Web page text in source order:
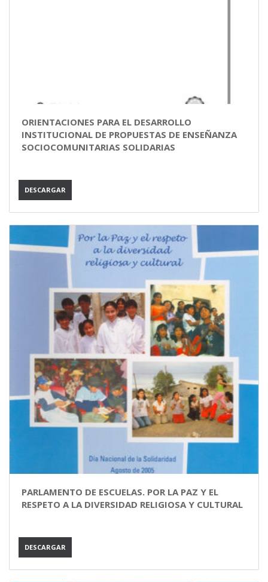
ORIENTACIONES PARA EL DESARROLLO
INSTITUCIONAL DE PROPUESTAS DE ENSEÑANZA
SOCIOCOMUNITARIAS SOLIDARIAS
DESCARGAR
PARLAMENTO DE ESCUELAS. POR LA PAZ Y EL
RESPETO A LA DIVERSIDAD RELIGIOSA Y CULTURAL
DESCARGAR